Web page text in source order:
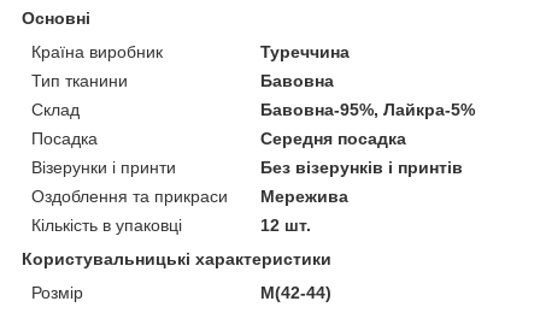
Основні
Країна виробник
Туреччина
Тип тканини
Бавовна
Склад
Бавовна-95%, Лайкра-5%
Посадка
Середня посадка
Візерунки і принти
Без візерунків і принтів
Оздоблення та прикраси
Мережива
Кількість в упаковці
12 шт.
Користувальницькі характеристики
Розмір
M(42-44)